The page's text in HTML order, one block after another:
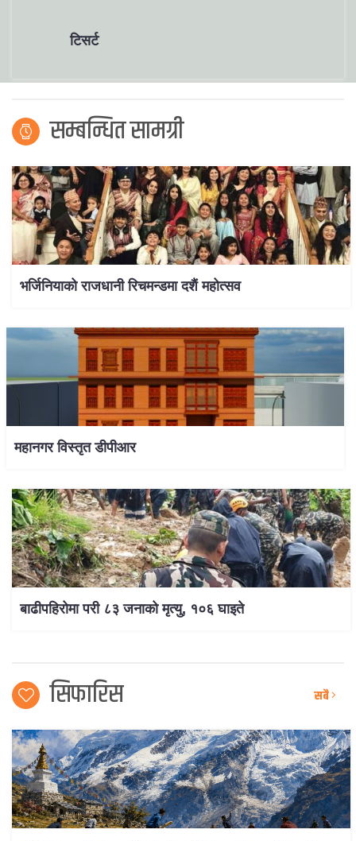
टिसर्ट
सम्बन्धित सामग्री
भर्जिनियाको राजधानी रिचमन्डमा दशैं महोत्सव
महानगर विस्तृत डीपीआर
बाढीपहिरोमा परी ८३ जनाको मृत्यु, १०६ घाइते
सिफारिस सबै